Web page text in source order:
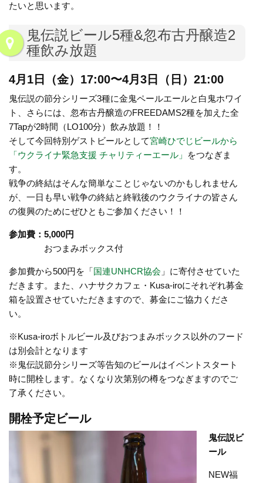
たいと思います。
鬼伝説ビール5種&忽布古丹醸造2
種飲み放題
4月1日（金）17:00〜4月3日（日）21:00
鬼伝説の節分シリーズ3種に金鬼ペールエールと白鬼ホワイ
ト、さらには、忽布古丹醸造のFREEDAMS2種を加えた全
7Tapが2時間（LO100分）飲み放題！！
そして今回特別ゲストビールとして宮崎ひでじビールから
「ウクライナ緊急支援 チャリティーエール」
をつなぎま
す。
戦争の終結はそんな簡単なことじゃないのかもしれません
が、一日も早い戦争の終結と終戦後のウクライナの皆さん
の復興のためにぜひともご参加ください！！
参加費：5,000円
おつまみボックス付
参加費から500円を「国連UNHCR協会 」に寄付させていた
だきます。また、ハナサクカフェ・Kusa-iroにそれぞれ募金
箱を設置させていただきますので、募金にご協力くださ
い。
※Kusa-iroボトルビール及びおつまみボックス以外のフード
は別会計となります
※鬼伝説節分シリーズ等告知のビールはイベントスタート
時に開栓します。なくなり次第別の樽をつなぎますのでご
了承ください。
開栓予定ビール
鬼伝説ビ
ール
NEW福